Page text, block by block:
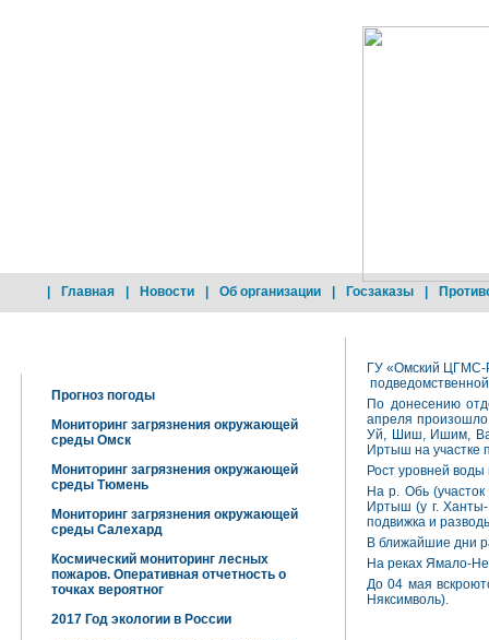
Главная Новости Об организации Госзаказы
Прогноз погоды
Мониторинг загрязнения окружающей
среды Омск
Мониторинг загрязнения окружающей
среды Тюмень
Мониторинг загрязнения окружающей
среды Салехард
Космический мониторинг лесных
пожаров. Оперативная отчетность о
точках вероятног
2017 Год экологии в России
ГУ «Омский ЦГМС-
По донесению
апреля произошло
Уй, Шиш, Ишим,
Иртыш на участке
Рост уровней воды
На р. Обь
Иртыш (у г. Ханты-
подвижка и
В ближайшие дни
На реках Ямало-
До 04 мая
Няксимволь).